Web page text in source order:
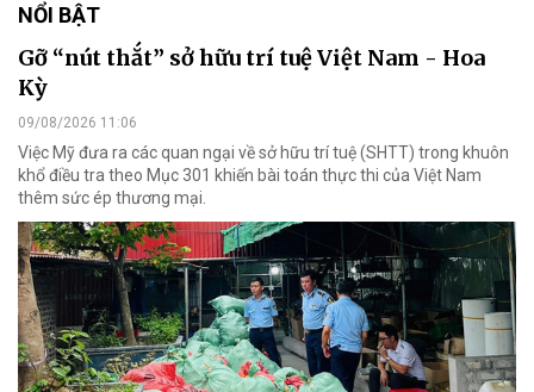
NỔI BẬT
Gỡ “nút thắt” sở hữu trí tuệ Việt Nam - Hoa
Kỳ
09/08/2026 11:06
Việc Mỹ đưa ra các quan ngại về sở hữu trí tuệ (SHTT) trong khuôn
khổ điều tra theo Mục 301 khiến bài toán thực thi của Việt Nam
thêm sức ép thương mại.